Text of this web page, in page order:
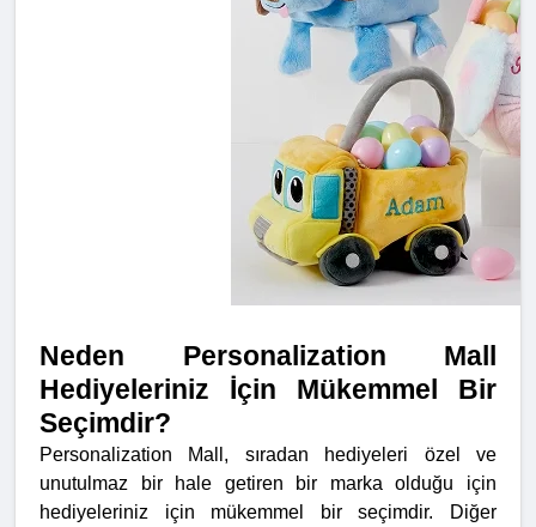
Neden Personalization Mall
Hediyeleriniz İçin Mükemmel Bir
Seçimdir?
Personalization Mall, sıradan hediyeleri özel ve
unutulmaz bir hale getiren bir marka olduğu için
hediyeleriniz için mükemmel bir seçimdir. Diğer